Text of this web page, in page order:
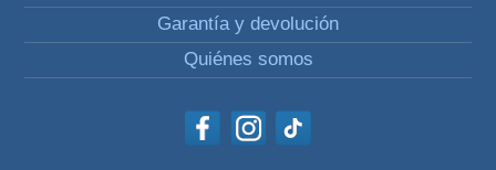
Garantía y devolución
Quiénes somos